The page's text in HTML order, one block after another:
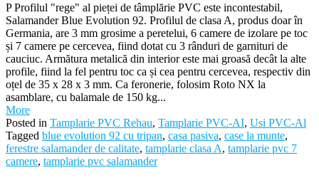
P Profilul "rege" al pieței de tâmplărie PVC este incontestabil,
Salamander Blue Evolution 92. Profilul de clasa A, produs doar în
Germania, are 3 mm grosime a peretelui, 6 camere de izolare pe toc
și 7 camere pe cercevea, fiind dotat cu 3 rânduri de garnituri de
cauciuc. Armătura metalică din interior este mai groasă decât la alte
profile, fiind la fel pentru toc ca și cea pentru cercevea, respectiv din
oțel de 35 x 28 x 3 mm. Ca feronerie, folosim Roto NX la
asamblare, cu balamale de 150 kg...
More
Posted in Tamplarie PVC Rehau, Tamplarie PVC-AI, Usi PVC-Al
Tagged blue evolution 92 cu tripan, casa pasiva, case la munte,
ferestre salamander de calitate, tamplarie clasa A, tamplarie pvc 7
camere, tamplarie pvc salamander